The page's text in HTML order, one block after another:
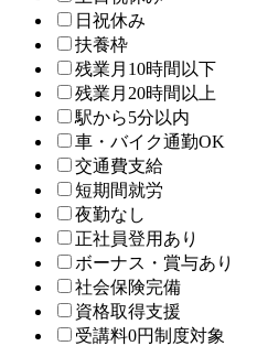
日祝休み
扶養枠
残業月10時間以下
残業月20時間以上
駅から5分以内
車・バイク通勤OK
交通費支給
短期間就労
夜勤なし
正社員登用あり
ボーナス・賞与あり
社会保険完備
資格取得支援
受講料0円制度対象